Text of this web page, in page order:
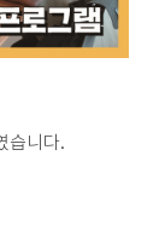
습니다.